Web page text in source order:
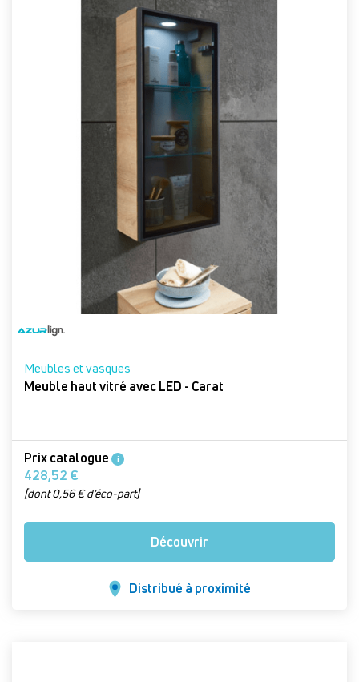
Meubles et vasques
Meuble haut vitré avec LED - Carat
Prix catalogue i
428,52 €
[dont 0,56 € d’éco-part]
Découvrir
Distribué à proximité